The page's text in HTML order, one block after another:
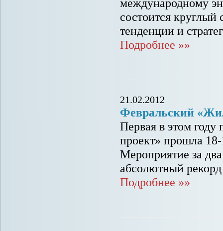
международному
состоится круглый
тенденции и
Подробнее »»
21.02.2012
Февральский
Первая в этом
проект» прошла
Мероприятие за
абсолютный
Подробнее »»